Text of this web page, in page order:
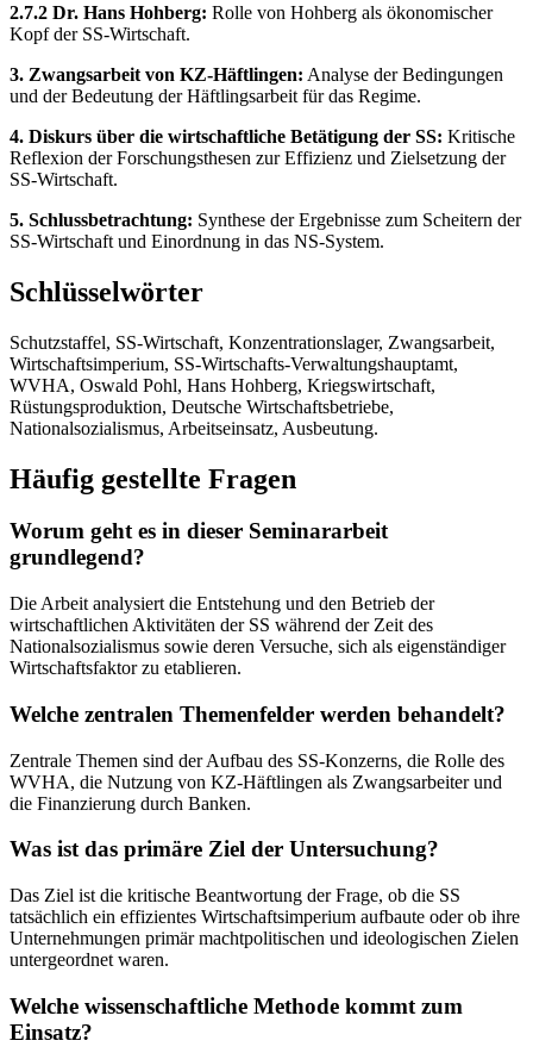
2.7.2 Dr. Hans Hohberg: Rolle von Hohberg als ökonomischer
Kopf der SS-Wirtschaft.
3. Zwangsarbeit von KZ-Häftlingen: Analyse der Bedingungen
und der Bedeutung der Häftlingsarbeit für das Regime.
4. Diskurs über die wirtschaftliche Betätigung der SS: Kritische
Reflexion der Forschungsthesen zur Effizienz und Zielsetzung der
SS-Wirtschaft.
5. Schlussbetrachtung: Synthese der Ergebnisse zum Scheitern der
SS-Wirtschaft und Einordnung in das NS-System.
Schlüsselwörter
Schutzstaffel, SS-Wirtschaft, Konzentrationslager, Zwangsarbeit,
Wirtschaftsimperium, SS-Wirtschafts-Verwaltungshauptamt,
WVHA, Oswald Pohl, Hans Hohberg, Kriegswirtschaft,
Rüstungsproduktion, Deutsche Wirtschaftsbetriebe,
Nationalsozialismus, Arbeitseinsatz, Ausbeutung.
Häufig gestellte Fragen
Worum geht es in dieser Seminararbeit
grundlegend?
Die Arbeit analysiert die Entstehung und den Betrieb der
wirtschaftlichen Aktivitäten der SS während der Zeit des
Nationalsozialismus sowie deren Versuche, sich als eigenständiger
Wirtschaftsfaktor zu etablieren.
Welche zentralen Themenfelder werden behandelt?
Zentrale Themen sind der Aufbau des SS-Konzerns, die Rolle des
WVHA, die Nutzung von KZ-Häftlingen als Zwangsarbeiter und
die Finanzierung durch Banken.
Was ist das primäre Ziel der Untersuchung?
Das Ziel ist die kritische Beantwortung der Frage, ob die SS
tatsächlich ein effizientes Wirtschaftsimperium aufbaute oder ob ihre
Unternehmungen primär machtpolitischen und ideologischen Zielen
untergeordnet waren.
Welche wissenschaftliche Methode kommt zum
Einsatz?